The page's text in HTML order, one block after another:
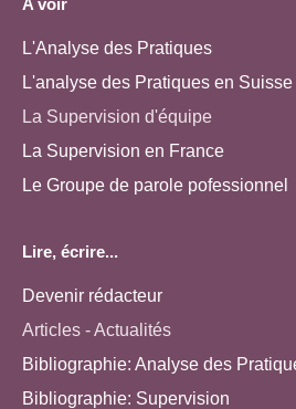
A voir
L'Analyse des Pratiques
L'analyse des Pratiques en Suisse
La Supervision d'équipe
La Supervision en France
Le Groupe de parole pofessionnel
Lire, écrire...
Devenir rédacteur
Articles - Actualités
Bibliographie: Analyse des
Bibliographie: Supervision